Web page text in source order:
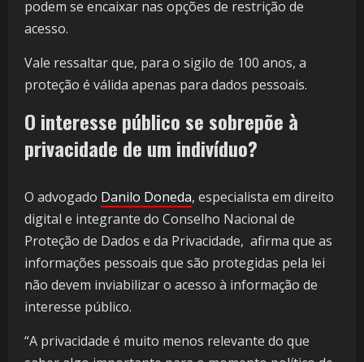
podem se encaixar nas opções de restrição de
acesso.
Vale ressaltar que, para o sigilo de 100 anos, a
proteção é válida apenas para dados pessoais.
O interesse público se sobrepõe à
privacidade de um indivíduo?
O advogado Danilo Doneda, especialista em direito
digital e integrante do Conselho Nacional de
Proteção de Dados e da Privacidade, afirma que as
informações pessoais que são protegidas pela lei
não devem inviabilizar o acesso à informação de
interesse público.
“A privacidade é muito menos relevante do que